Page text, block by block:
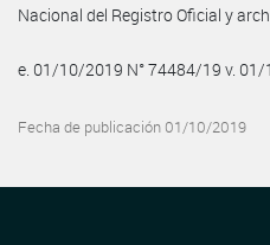
Nacional del Registro Oficial y
e. 01/10/2019 N° 74484/19 v.
Fecha de publicación 01/10/2019